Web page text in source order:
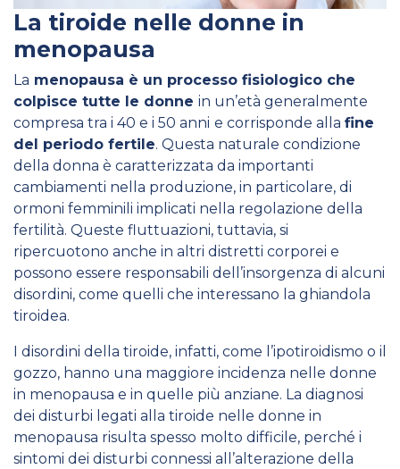
La tiroide nelle donne in
menopausa
La menopausa è un processo fisiologico che
colpisce tutte le donne in un’età generalmente
compresa tra i 40 e i 50 anni e corrisponde alla fine
del periodo fertile. Questa naturale condizione
della donna è caratterizzata da importanti
cambiamenti nella produzione, in particolare, di
ormoni femminili implicati nella regolazione della
fertilità. Queste fluttuazioni, tuttavia, si
ripercuotono anche in altri distretti corporei e
possono essere responsabili dell’insorgenza di alcuni
disordini, come quelli che interessano la ghiandola
tiroidea.
I disordini della tiroide, infatti, come l’ipotiroidismo o il
gozzo, hanno una maggiore incidenza nelle donne
in menopausa e in quelle più anziane. La diagnosi
dei disturbi legati alla tiroide nelle donne in
menopausa risulta spesso molto difficile, perché i
sintomi dei disturbi connessi all’alterazione della